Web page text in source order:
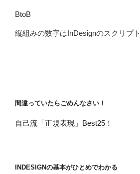
BtoB
縦組みの数字はInDesignのスクリプト
間違っていたらごめんなさい！
自己流「正規表現」Best25！
INDESIGNの基本がひとめでわかる